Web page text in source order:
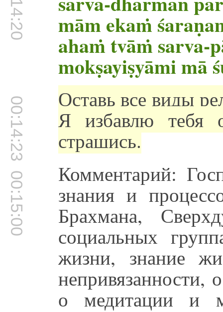
mām ekaṁ
ahaṁ tvāṁ sarva-
mokṣayiṣyāmi mā
00:14:23 Оставь все виды
Я избавлю тебя
страшись.
00:15:00 Комментарий:
знания и
Брахмана,
социальных
жизни, знание
непривязанности,
о медитации и